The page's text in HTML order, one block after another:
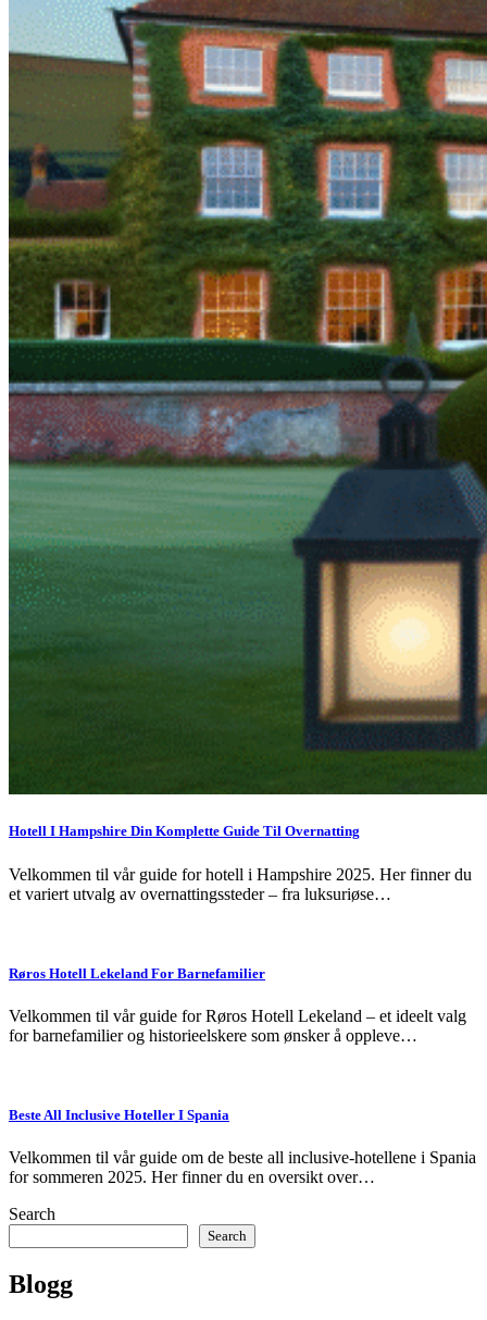
Hotell I Hampshire Din Komplette Guide Til Overnatting
Velkommen til vår guide for hotell i Hampshire 2025. Her finner du
et variert utvalg av overnattingssteder – fra luksuriøse…
Røros Hotell Lekeland For Barnefamilier
Velkommen til vår guide for Røros Hotell Lekeland – et ideelt valg
for barnefamilier og historieelskere som ønsker å oppleve…
Beste All Inclusive Hoteller I Spania
Velkommen til vår guide om de beste all inclusive-hotellene i Spania
for sommeren 2025. Her finner du en oversikt over…
Search
Search
Blogg